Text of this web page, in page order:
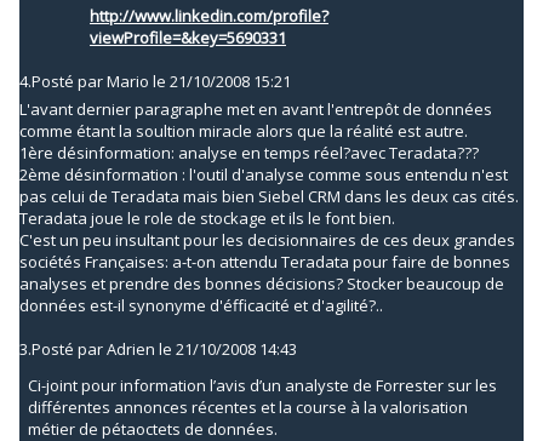
http://www.linkedin.com/profile?
viewProfile=&key=5690331
4.Posté parMario le 21/10/2008 15:21
L'avant dernier paragraphe met en avant l'entrepôt de données
comme étant la soultion miracle alors que la réalité est autre.
1ère désinformation: analyse en temps réel?avec Teradata???
2ème désinformation : l'outil d'analyse comme sous entendu n'est
pas celui de Teradata mais bien Siebel CRM dans les deux cas cités.
Teradata joue le role de stockage et ils le font bien.
C'est un peu insultant pour les decisionnaires de ces deux grandes
sociétés Françaises: a-t-on attendu Teradata pour faire de bonnes
analyses et prendre des bonnes décisions? Stocker beaucoup de
données est-il synonyme d'éfficacité et d'agilité?..
3.Posté parAdrien le 21/10/2008 14:43
Ci-joint pour information l’avis d’un analyste de Forrester sur les
différentes annonces récentes et la course à la valorisation
métier de pétaoctets de données.